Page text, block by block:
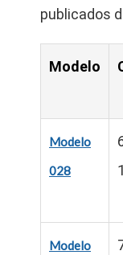
publicados
Modelo
Modelo
028
Modelo